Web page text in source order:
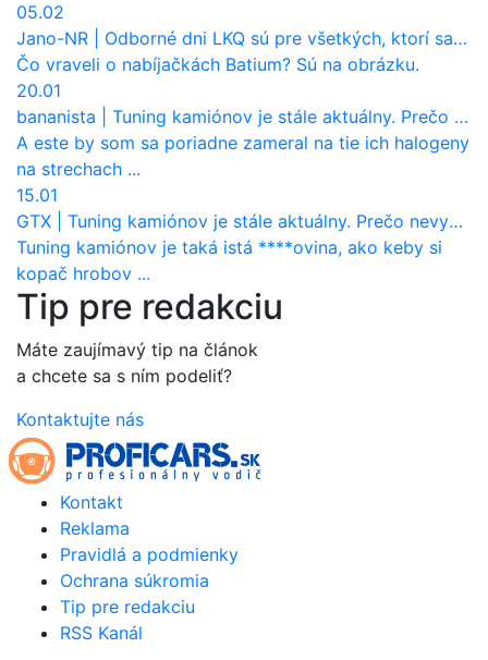
05.02
Jano-NR
Odborné dni LKQ sú pre všetkých, ktorí sa chcú dozvedieť niečo viac
Čo vraveli o nabíjačkách Batium? Sú na obrázku.
20.01
bananista
Tuning kamiónov je stále aktuálny. Prečo nevyhynul ako pri osobákoch?
A este by som sa poriadne zameral na tie ich halogeny
na strechach ...
15.01
GTX
Tuning kamiónov je stále aktuálny. Prečo nevyhynul ako pri osobákoch?
Tuning kamiónov je taká istá ****ovina, ako keby si
kopač hrobov ...
Tip pre redakciu
Máte zaujímavý tip na článok
a chcete sa s ním podeliť?
Kontaktujte nás
Kontakt
Reklama
Pravidlá a podmienky
Ochrana súkromia
Tip pre redakciu
RSS Kanál